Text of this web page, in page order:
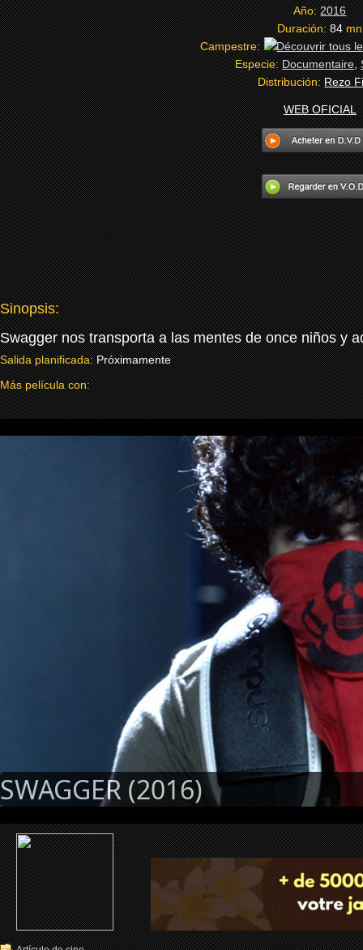
Año:2016
Duración:84mn
Campestre:
Especie:Documentaire,
Distribución:Rezo
WEB OFICIAL
Sinopsis:
Swagger nos transporta a las mentes de once niños y
Salida planificada:Próximamente
Más película con:
SWAGGER (2016)